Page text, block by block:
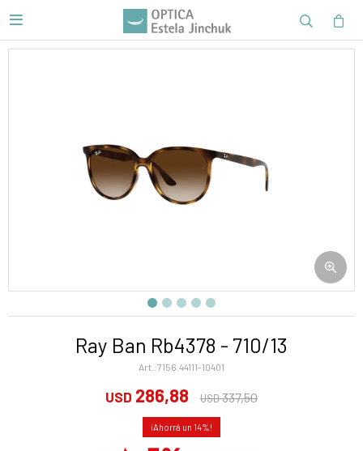

Ray Ban Rb4378 - 710/13
7156.44111-10401
USD 286,88 USD337,50
14